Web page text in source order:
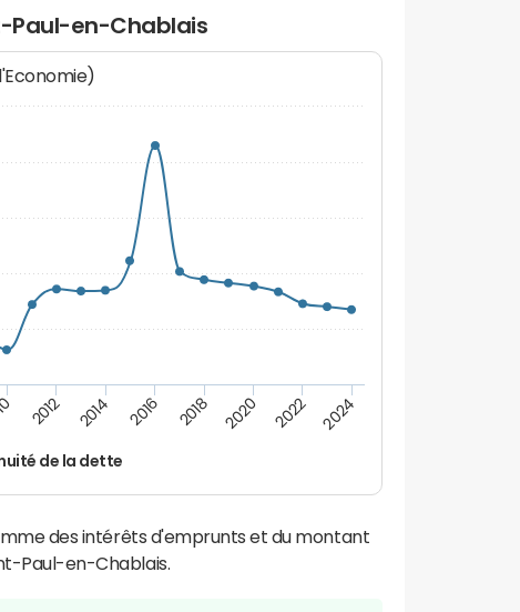
Paul-en-Chablais
de la dette
2012 2014 2016 2018 2020 2022 2024
des intérêts d'emprunts et du montant
Paul-en-Chablais.